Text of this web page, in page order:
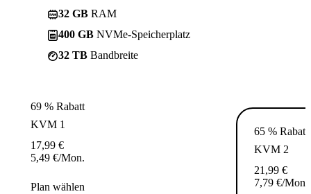
32 GB RAM
400 GB NVMe-Speicherplatz
32 TB Bandbreite
69 % Rabatt
KVM 1
17,99 €
5,49 €/Mon.
Plan wählen
65 % Rabatt
KVM 2
21,99 €
7,79 €/Mon.